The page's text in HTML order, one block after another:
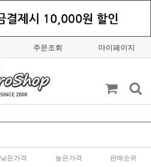
주문조회 마이페이지
낮은가격 높은가격 판매순위